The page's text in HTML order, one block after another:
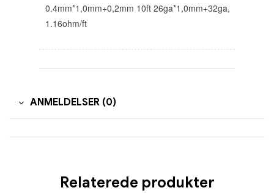
0.4mm*1,0mm+0,2mm 10ft 26ga*1,0mm+32ga,
1.16ohm/ft
ANMELDELSER (0)
Relaterede produkter